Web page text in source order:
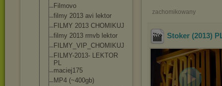
Filmovo
filmy 2013 avi lektor
FILMY 2013 CHOMIKUJ
filmy 2013 rmvb lektor
FILMY_VIP_CHOM IKUJ
FILMY-2013- LEKTOR
PL
maciej175
MP4 (~400gb)
zachomikowany
Stoker (2013)